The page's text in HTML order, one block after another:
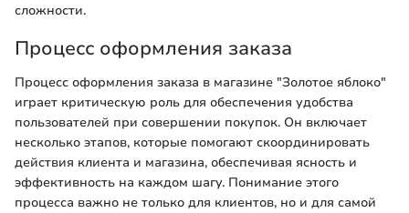
сложности.
Процесс оформления заказа
Процесс оформления заказа в магазине "Золотое яблоко"
играет критическую роль для обеспечения удобства
пользователей при совершении покупок. Он включает
несколько этапов, которые помогают скоординировать
действия клиента и магазина, обеспечивая ясность и
эффективность на каждом шагу. Понимание этого
процесса важно не только для клиентов, но и для самой